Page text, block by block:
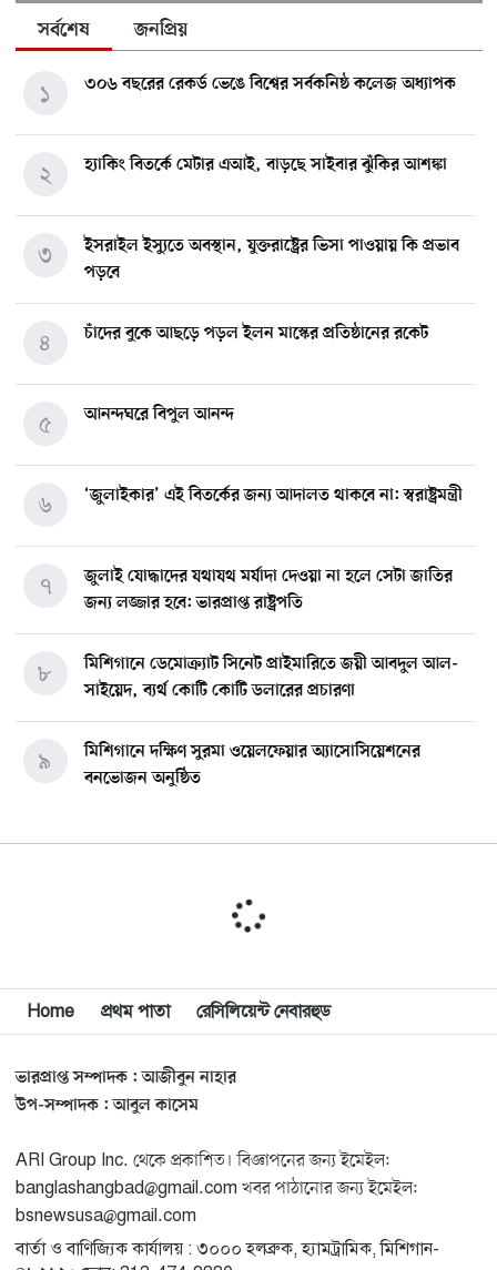
সর্বশেষ জনপ্রিয়
৩০৬ বছরের রেকর্ড ভেঙে বিশ্বের সর্বকনিষ্ঠ কলেজ অধ্যাপক
১
হ্যাকিং বিতর্কে মেটার এআই, বাড়ছে সাইবার ঝুঁকির আশঙ্কা
২
ইসরাইল ইস্যুতে অবস্থান, যুক্তরাষ্ট্রের ভিসা পাওয়ায় কি প্রভাব
পড়বে
৩
চাঁদের বুকে আছড়ে পড়ল ইলন মাস্কের প্রতিষ্ঠানের রকেট
৪
আনন্দঘরে বিপুল আনন্দ
৫
‘জুলাইকার’ এই বিতর্কের জন্য আদালত থাকবে না: স্বরাষ্ট্রমন্ত্রী
৬
জুলাই যোদ্ধাদের যথাযথ মর্যাদা দেওয়া না হলে সেটা জাতির
জন্য লজ্জার হবে: ভারপ্রাপ্ত রাষ্ট্রপতি
৭
মিশিগানে ডেমোক্র্যাট সিনেট প্রাইমারিতে জয়ী আবদুল আল-
সাইয়েদ, ব্যর্থ কোটি কোটি ডলারের প্রচারণা
৮
মিশিগানে দক্ষিণ সুরমা ওয়েলফেয়ার অ্যাসোসিয়েশনের
বনভোজন অনুষ্ঠিত
৯
বিশ্বজুড়ে কূটনৈতিক পুনর্বিন্যাস, ৫ অঞ্চলে মিশন বন্ধ করছে
১০
মিশিগানে ফ্রেন্ডস এন্ড ফ্যামিলির বনভোজনে প্রাণের উচ্ছ্বাস
মিশিগানে ডেমোক্র্যাটদের প্রাইমারিতে আল-সাইয়েদকে হারাতে
কেন এত মরিয়া ইসারায়েলি লবি এআইপ্যাক
১২
মুনা দাওয়াহ কনফারেন্স ২০২৬ সম্পর্কে প্রেস ব্রিফিং
১৩
শেখ হাসিনার সঙ্গে সংবাদ সম্মেলনে থাকছেন সাকিব আল
হাসান
১৪
যুক্তরাষ্ট্রকে ছাড়ে বাধ্য করতে কোন কৌশলে ওয়াশিংটনের ওপর
Home প্রথম পাতা রেসিলিয়েন্ট নেবারহুড
ভারপ্রাপ্ত সম্পাদক : আজীবুন নাহার
উপ-সম্পাদক : আবুল কাসেম
ARI Group Inc. থেকে প্রকাশিত। বিজ্ঞাপনের জন্য ইমেইল:
banglashangbad@gmail.com খবর পাঠানোর জন্য ইমেইল:
bsnewsusa@gmail.com
বার্তা ও বাণিজ্যিক কার্যালয় : ৩০০০ হলব্রুক, হ্যামট্রামিক, মিশিগান-